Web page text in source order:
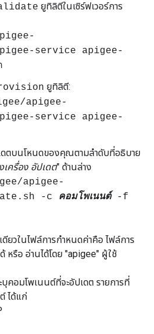
ยูทิลิตีในเซิร์ฟเวอร์การ
service apigee-
ยูทิลิตี:
apigee-
service apigee-
ดตบนโหนดของคุณตามลำดับที่อธิบาย
เครื่อง อัปเดต" ด้านล่าง
apigee-
-c
คอมโพเนนต์-f
ยวในไฟล์การกำหนดค่าคือ ไฟล์การ
หรือ อ่านได้โดย "apigee" ผู้ใช้
บุคอมโพเนนต์ที่จะอัปเดต รายการที่
ได้แก่